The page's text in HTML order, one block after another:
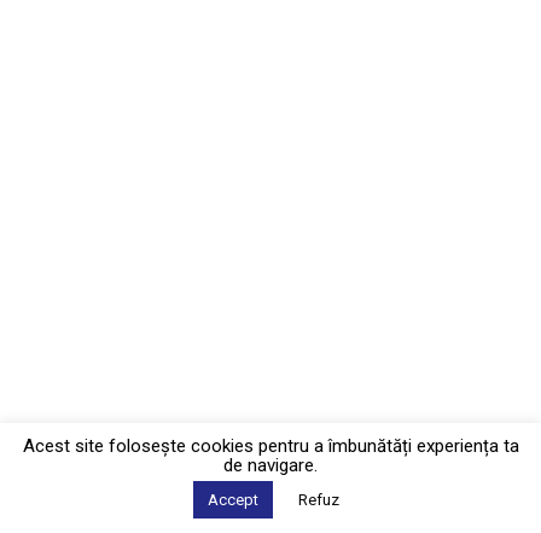
Acest site foloseşte cookies pentru a îmbunătăți experiența ta
de navigare.
Accept Refuz